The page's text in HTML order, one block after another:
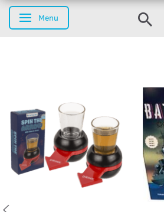
Skifte navigation
Menu